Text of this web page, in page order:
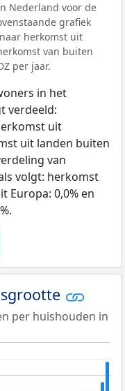
Nederland voor de
grafiek
herkomst uit
van buiten
per jaar.
in het
verdeeld:
uit
uit landen buiten
van
volgt: herkomst
Europa: 0,0% en
per huishouden in